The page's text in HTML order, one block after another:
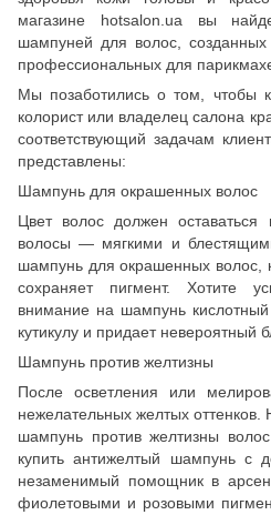
магазине hotsalon.ua вы
шампуней для волос, созданных
профессиональных для
Мы позаботились о том, чтобы
колорист или владелец салона
соответствующий задачам
представлены:
Шампунь для окрашенных волос
Цвет волос должен
волосы — мягкими и
шампунь для окрашенных волос,
сохраняет пигмент. Хотите
внимание на шампунь
кутикулу и придает невероятный
Шампунь против желтизны
После осветления или
нежелательных желтых оттенков.
шампунь против желтизны
купить антижелтый шампунь с
незаменимый помощник в
фиолетовыми и розовыми